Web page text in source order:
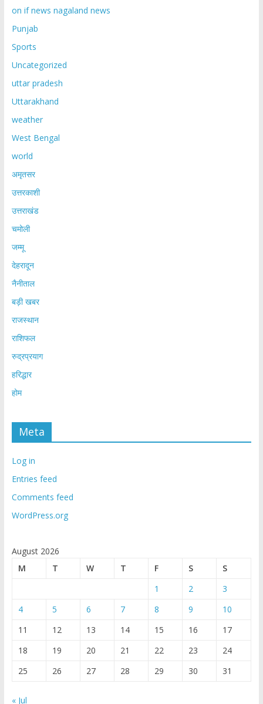
on if news nagaland news
Punjab
Sports
Uncategorized
uttar pradesh
Uttarakhand
weather
West Bengal
world
अमृतसर
उत्तरकाशी
उत्तराखंड
चमोली
जम्मू
देहरादून
नैनीताल
बड़ी खबर
राजस्थान
राशिफल
रुद्रप्रयाग
हरिद्धार
होम
Meta
Log in
Entries feed
Comments feed
WordPress.org
August 2026
M
T W T F S
S
1
2
3
4
5 6 7 8 9
10
11
12 13 14 15 16
17
18
19 20 21 22 23
24
25
26 27 28 29 30 31
« Jul